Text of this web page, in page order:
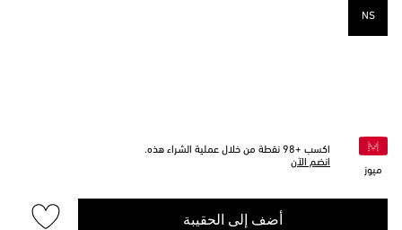
NS
ميوز
اكسب +98 نقطة من خلال عملية الشراء هذه.
انضم الآن
أضف إلى الحقيبة